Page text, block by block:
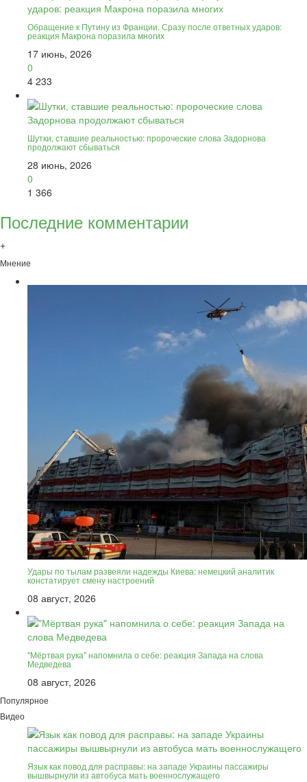
Обращение к Путину из Франции. Сразу после ответных ударов:
реакция Макрона поразила многих
17 июнь, 2026
0
4 233
Шутки, ставшие реальностью: пророческие слова Задорнова
продолжают сбываться
28 июнь, 2026
0
1 366
Последние комментарии
+
Мнение
Удары по тылам развеяли надежды Киева: немецкий аналитик
констатирует смену настроений
08 август, 2026
"Мёртвая рука" напомнила о себе: реакция Запада на слова
Медведева
08 август, 2026
Популярное
Видео
Язык как повод для расправы: на западе Украины пассажиры
вышвырнули из автобуса мать военнослужащего